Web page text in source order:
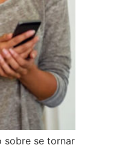
sobre se tornar